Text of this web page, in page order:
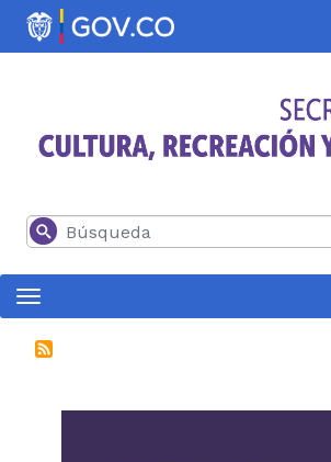
Pasar al contenido principal
Buscar